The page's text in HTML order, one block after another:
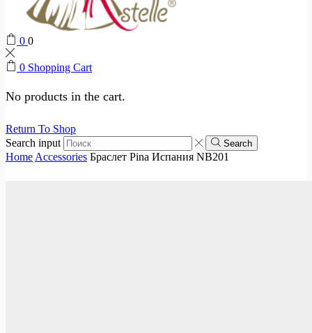
0 0
0 Shopping Cart
No products in the cart.
Return To Shop
Search input
Search
HomeAccessories Браслет Pina Испания NB201